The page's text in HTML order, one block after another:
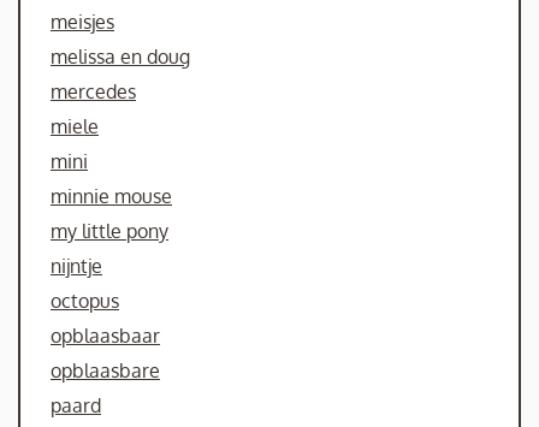
meisjes
melissa en doug
mercedes
miele
mini
minnie mouse
my little pony
nijntje
octopus
opblaasbaar
opblaasbare
paard